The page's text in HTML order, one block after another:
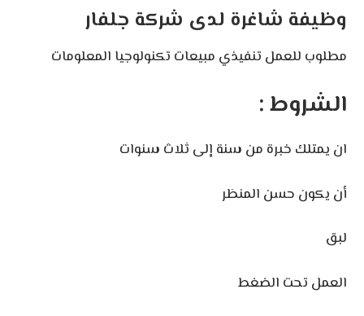
وظيفة شاغرة لدى شركة جلفار
مطلوب للعمل تنفيذي مبيعات تكنولوجيا المعلومات
الشروط :
ان يمتلك خبرة من سنة إلى ثلاث سنوات
أن يكون حسن المنظر
لبق
العمل تحت الضغط